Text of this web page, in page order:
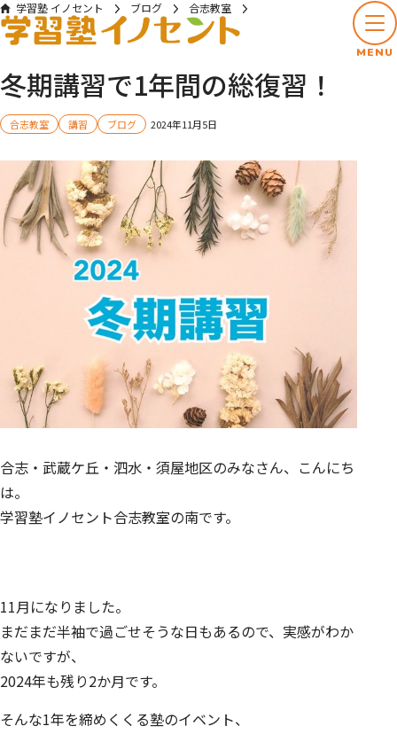
MENU
学習塾 イノセント ブログ
合志教室
冬期講習で1年間の総復習！
冬期講習で1年間の総復習！
合志教室 講習 ブログ 2024年11月5日
合志・武蔵ケ丘・泗水・須屋地区のみなさん、こんにち
は。
学習塾イノセント合志教室の南です。
11月になりました。
まだまだ半袖で過ごせそうな日もあるので、実感がわか
ないですが、
2024年も残り2か月です。
そんな1年を締めくくる塾のイベント、